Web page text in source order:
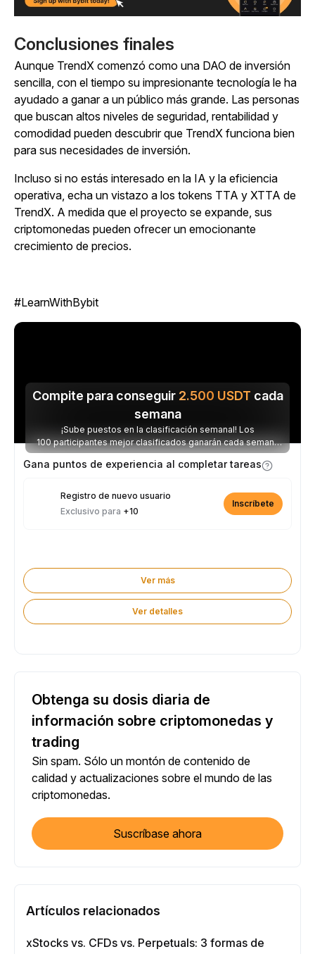
Conclusiones finales
Aunque TrendX comenzó como una DAO de inversión
sencilla, con el tiempo su impresionante tecnología le ha
ayudado a ganar a un público más grande. Las personas
que buscan altos niveles de seguridad, rentabilidad y
comodidad pueden descubrir que TrendX funciona bien
para sus necesidades de inversión.
Incluso si no estás interesado en la IA y la eficiencia
operativa, echa un vistazo a los tokens TTA y XTTA de
TrendX. A medida que el proyecto se expande, sus
criptomonedas pueden ofrecer un emocionante
crecimiento de precios.
#LearnWithBybit
Compite para conseguir 2.500 USDT cada
semana
¡Sube puestos en la clasificación semanal! Los
100 participantes mejor clasificados ganarán cada semana
parte de los 2.500 USDT disponibles.
Gana puntos de experiencia al completar tareas
Registro de nuevo usuario
Exclusivo para +10
Inscríbete
Ver más
Ver detalles
Obtenga su dosis diaria de
información sobre criptomonedas y
trading
Sin spam. Sólo un montón de contenido de
calidad y actualizaciones sobre el mundo de las
criptomonedas.
Suscríbase ahora
Artículos relacionados
xStocks vs. CFDs vs. Perpetuals: 3 formas de